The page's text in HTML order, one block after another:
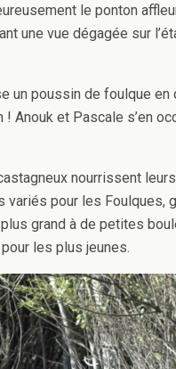
le ponton
une vue dégagée sur
un poussin de foulque en
! Anouk et Pascale s’en
nourrissent leurs
variés pour les Foulques,
grand à de petites
les plus jeunes.